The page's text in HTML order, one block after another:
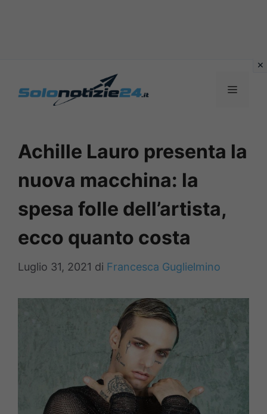
MENU
Achille Lauro presenta la
nuova macchina: la
spesa folle dell’artista,
ecco quanto costa
Luglio 31, 2021 di Francesca Guglielmino